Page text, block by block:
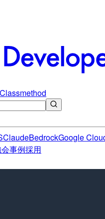
ClaudeBedrockGoogle
事例採用